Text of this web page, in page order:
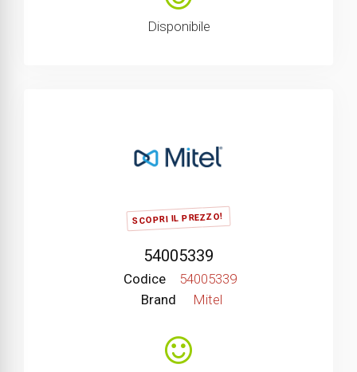
Disponibile
SCOPRI IL PREZZO!
54005339
Codice
54005339
Brand
Mitel